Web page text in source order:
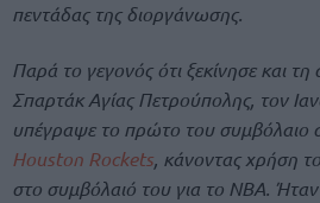
πεντάδας της διοργάνωσης.
Παρά το γεγονός ότι ξεκίνησε και
Σπαρτάκ Αγίας Πετρούπολης, τον
υπέγραψε το πρώτο του συμβόλαιο
Houston Rockets, κάνοντας χρήση
στο συμβόλαιό του για το ΝΒΑ.